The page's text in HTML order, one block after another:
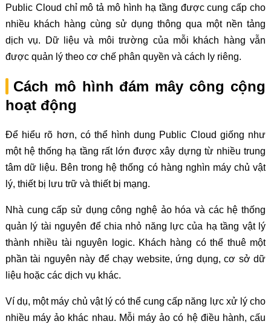
Public Cloud chỉ mô tả mô hình hạ tầng được cung cấp cho
nhiều khách hàng cùng sử dụng thông qua một nền tảng
dịch vụ. Dữ liệu và môi trường của mỗi khách hàng vẫn
được quản lý theo cơ chế phân quyền và cách ly riêng.
Cách mô hình đám mây công cộng
hoạt động
Để hiểu rõ hơn, có thể hình dung Public Cloud giống như
một hệ thống hạ tầng rất lớn được xây dựng từ nhiều trung
tâm dữ liệu. Bên trong hệ thống có hàng nghìn máy chủ vật
lý, thiết bị lưu trữ và thiết bị mạng.
Nhà cung cấp sử dụng công nghệ ảo hóa và các hệ thống
quản lý tài nguyên để chia nhỏ năng lực của hạ tầng vật lý
thành nhiều tài nguyên logic. Khách hàng có thể thuê một
phần tài nguyên này để chạy website, ứng dụng, cơ sở dữ
liệu hoặc các dịch vụ khác.
Ví dụ, một máy chủ vật lý có thể cung cấp năng lực xử lý cho
nhiều máy ảo khác nhau. Mỗi máy ảo có hệ điều hành, cấu